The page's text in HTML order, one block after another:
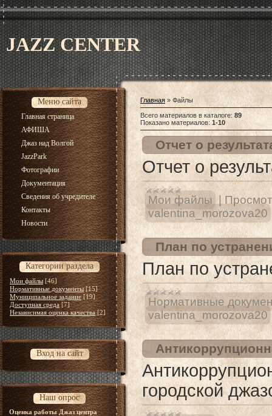
JAZZ CENTER
Меню сайта
Главная страница
АФИША
Джаз над Волгой
JazzPark
Фотографии
Документация
Сведения об учредителе
Контакты
Новости
Категории раздела
Мои файлы [46]
Нормативные документы [15]
Муниципальное задание [19]
Доступная среда [7]
Независимая оценка качества [2]
Вход на сайт
Наш опрос
Оценка работы Джаз центра
Главная » Файлы
Всего материалов в каталоге: 89
Показано материалов:1-10
Отчет о
Отчет о
Мои файлы |
valentina_morozova20
План по
План по
Нормативные
valentina_morozova20
городской